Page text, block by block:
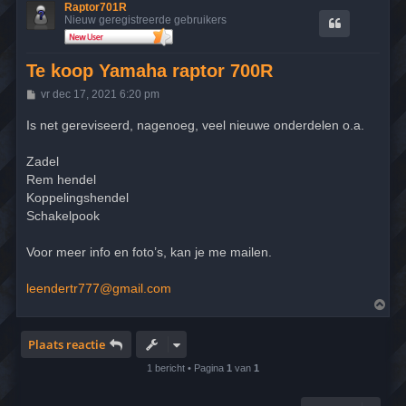
Raptor701R
Nieuw geregistreerde gebruikers
Te koop Yamaha raptor 700R
B
h
t
vr dec 17, 2021 6:20 pm
Is net gereviseerd, nagenoeg, veel nieuwe onderdelen o.a.
Zadel
Rem hendel
Koppelingshendel
Schakelpook
Voor meer info en foto’s, kan je me mailen.
leendertr777@gmail.com
m
Plaats reactie
1 bericht • Pagina 1 van 1